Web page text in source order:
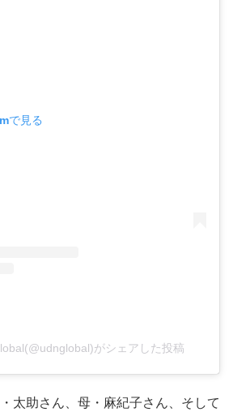
で見る
がシェアした投稿
太助さん、母・麻紀子さん、そして